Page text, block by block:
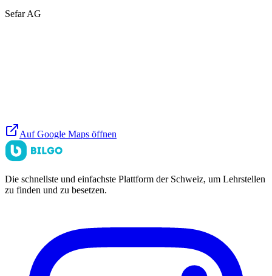
Sefar AG
Auf Google Maps öffnen
Die schnellste und einfachste Plattform der Schweiz, um Lehrstellen
zu finden und zu besetzen.